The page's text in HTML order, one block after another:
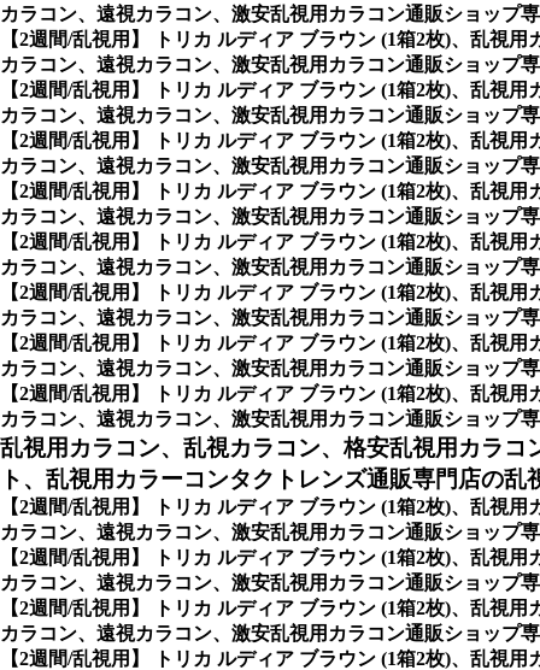
カラコン、遠視カラコン、激安乱視用カラコン通販ショップ
【2週間/乱視用】 トリカ ルディア ブラウン (1箱2枚)、乱視
カラコン、遠視カラコン、激安乱視用カラコン通販ショップ
【2週間/乱視用】 トリカ ルディア ブラウン (1箱2枚)、乱視
カラコン、遠視カラコン、激安乱視用カラコン通販ショップ
【2週間/乱視用】 トリカ ルディア ブラウン (1箱2枚)、乱視
カラコン、遠視カラコン、激安乱視用カラコン通販ショップ
【2週間/乱視用】 トリカ ルディア ブラウン (1箱2枚)、乱視
カラコン、遠視カラコン、激安乱視用カラコン通販ショップ
【2週間/乱視用】 トリカ ルディア ブラウン (1箱2枚)、乱視
カラコン、遠視カラコン、激安乱視用カラコン通販ショップ
【2週間/乱視用】 トリカ ルディア ブラウン (1箱2枚)、乱視
カラコン、遠視カラコン、激安乱視用カラコン通販ショップ
【2週間/乱視用】 トリカ ルディア ブラウン (1箱2枚)、乱視
カラコン、遠視カラコン、激安乱視用カラコン通販ショップ
【2週間/乱視用】 トリカ ルディア ブラウン (1箱2枚)、乱視
カラコン、遠視カラコン、激安乱視用カラコン通販ショップ
乱視用カラコン、乱視カラコン、格安乱視用カラ
ト、乱視用カラーコンタクトレンズ通販専門店の
【2週間/乱視用】 トリカ ルディア ブラウン (1箱2枚)、乱視
カラコン、遠視カラコン、激安乱視用カラコン通販ショップ
【2週間/乱視用】 トリカ ルディア ブラウン (1箱2枚)、乱視
カラコン、遠視カラコン、激安乱視用カラコン通販ショップ
【2週間/乱視用】 トリカ ルディア ブラウン (1箱2枚)、乱視
カラコン、遠視カラコン、激安乱視用カラコン通販ショップ
【2週間/乱視用】 トリカ ルディア ブラウン (1箱2枚)、乱視